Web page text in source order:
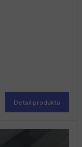
Detail produktu